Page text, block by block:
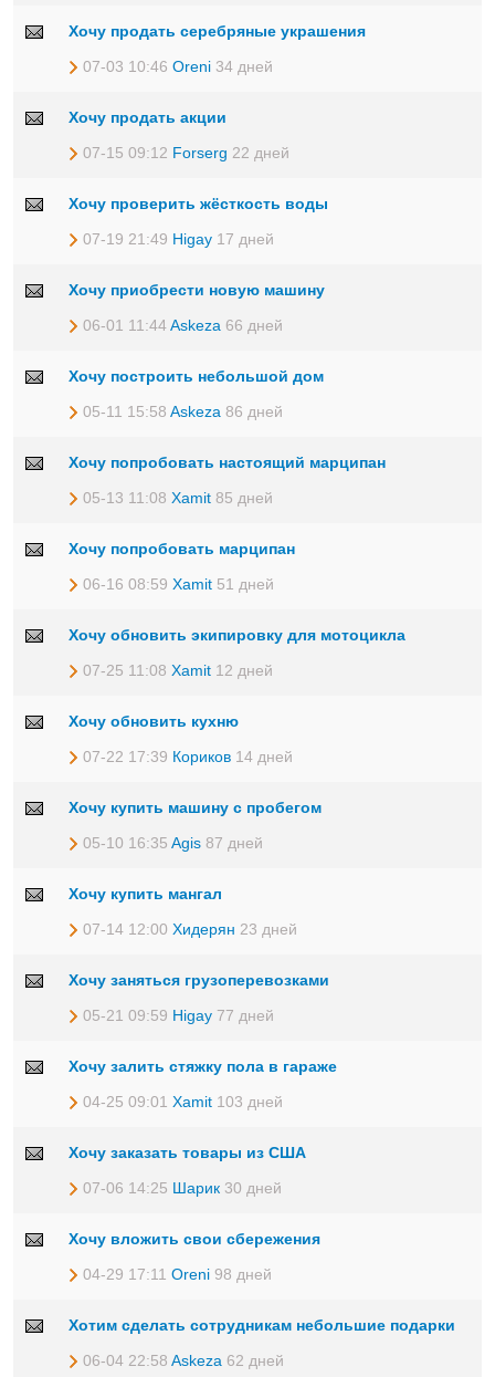
Хочу продать серебряные украшения
07-03 10:46 Oreni 34 дней
Хочу продать акции
07-15 09:12 Forserg 22 дней
Хочу проверить жёсткость воды
07-19 21:49 Higay 17 дней
Хочу приобрести новую машину
06-01 11:44Askeza 66 дней
Хочу построить небольшой дом
05-11 15:58 Askeza 86 дней
Хочу попробовать настоящий марципан
05-13 11:08 Xamit 85 дней
Хочу попробовать марципан
06-16 08:59 Xamit 51 дней
Хочу обновить экипировку для мотоцикла
07-25 11:08 Xamit 12 дней
Хочу обновить кухню
07-22 17:39 Кориков 14 дней
Хочу купить машину с пробегом
05-10 16:35 Agis 87 дней
Хочу купить мангал
07-14 12:00 Хидерян 23 дней
Хочу заняться грузоперевозками
05-21 09:59 Higay 77 дней
Хочу залить стяжку пола в гараже
04-25 09:01 Xamit 103 дней
Хочу заказать товары из США
07-06 14:25 Шарик 30 дней
Хочу вложить свои сбережения
04-29 17:11 Oreni 98 дней
Хотим сделать сотрудникам небольшие подарки
06-04 22:58 Askeza 62 дней